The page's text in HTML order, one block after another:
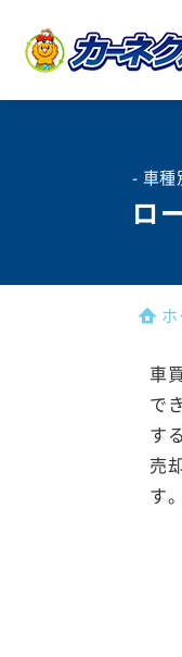
- 車種
ロ
車
で
す
売
す